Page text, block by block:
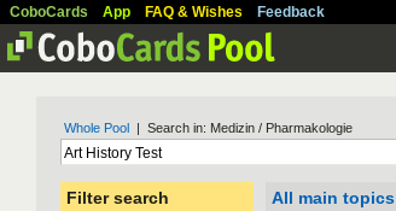
CoboCards App FAQ & Wishes Feedback
Whole Pool | Search in: Medizin / Pharmakologie
Filter search All main topics